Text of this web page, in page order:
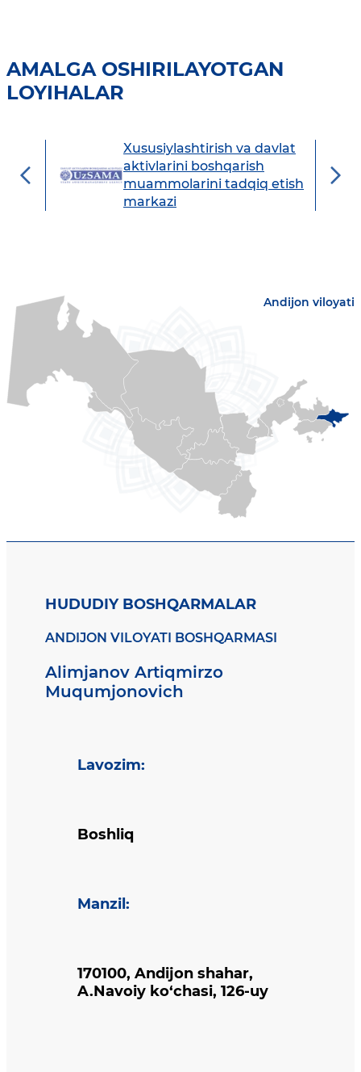
AMALGA OSHIRILAYOTGAN
LOYIHALAR
Xususiylashtirish va davlat
aktivlarini boshqarish
muammolarini tadqiq etish
markazi
Andijon viloyati
HUDUDIY BOSHQARMALAR
ANDIJON VILOYATI BOSHQARMASI
Alimjanov Artiqmirzo
Muqumjonovich
Lavozim:
Boshliq
Manzil :
170100, Andijon shahar,
A.Navoiy ko‘chasi, 126-uy